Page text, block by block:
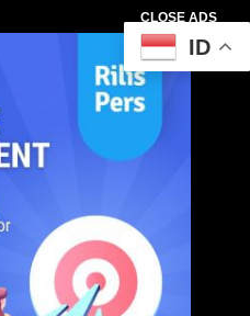
CLOSE ADS
ID